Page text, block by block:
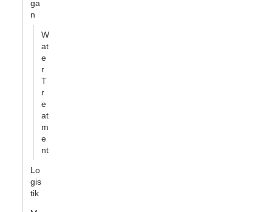
ga
n
W
at
e
r
T
r
e
at
m
e
nt
Lo
gis
tik